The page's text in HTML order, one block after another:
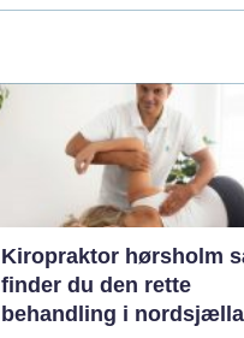
Kiropraktor hørsholm sådan
finder du den rette
behandling i